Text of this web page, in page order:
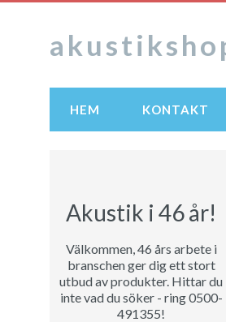
HEM KONTAKT
Akustik i 46 år!
Välkommen, 46 års arbete i
branschen ger dig ett stort
utbud av produkter. Hittar du
inte vad du söker - ring 0500-
491355!